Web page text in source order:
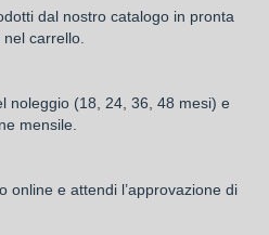
dal nostro catalogo in pronta
carrello.
noleggio (18, 24, 36, 48 mesi) e
mensile.
online e attendi l’approvazione di